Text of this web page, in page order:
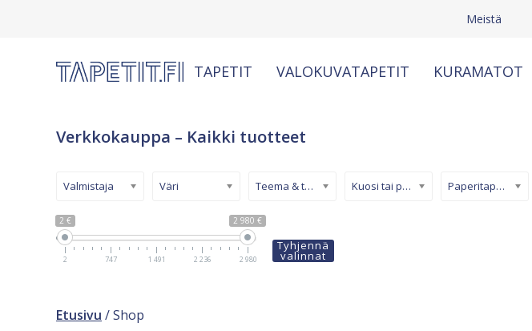
Meistä
TAPETIT VALOKUVATAPETIT KURAMATOT
Verkkokauppa – Kaikki tuotteet
2 € 2 980 €
2 747 1 491 2 236 2 980
Valmistaja Väri Teema & tyyli Kuosi tai pinta Paperitapetti
Tyhjennä
valinnat
Etusivu / Shop